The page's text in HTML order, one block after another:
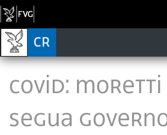
Covid: Moretti
segua